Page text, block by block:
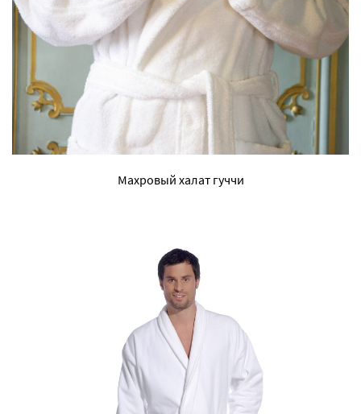
Махровый халат гуччи